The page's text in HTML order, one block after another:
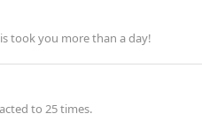
took you more than a day!
to 25 times.